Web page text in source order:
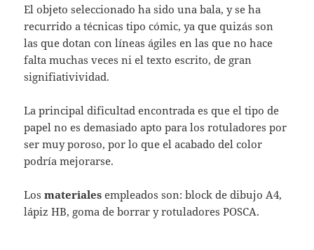
El objeto seleccionado ha sido una bala, y se ha
recurrido a técnicas tipo cómic, ya que quizás son
las que dotan con líneas ágiles en las que no hace
falta muchas veces ni el texto escrito, de gran
signifiativividad.
La principal dificultad encontrada es que el tipo de
papel no es demasiado apto para los rotuladores por
ser muy poroso, por lo que el acabado del color
podría mejorarse.
Losmaterialesempleados son: block de dibujo A4,
lápiz HB, goma de borrar y rotuladores POSCA.